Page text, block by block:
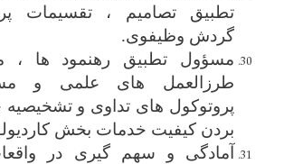
تطبیق تصامیم ، تقسیمات
گردش وظیفوی.
مسؤول تطبیق رهنمود ها ،
طرزالعمل های علمی و
پروتوکول های تداوی و تشخیصیه
بردن کیفیت خدمات بخش
آمادگی و سهم گیری در